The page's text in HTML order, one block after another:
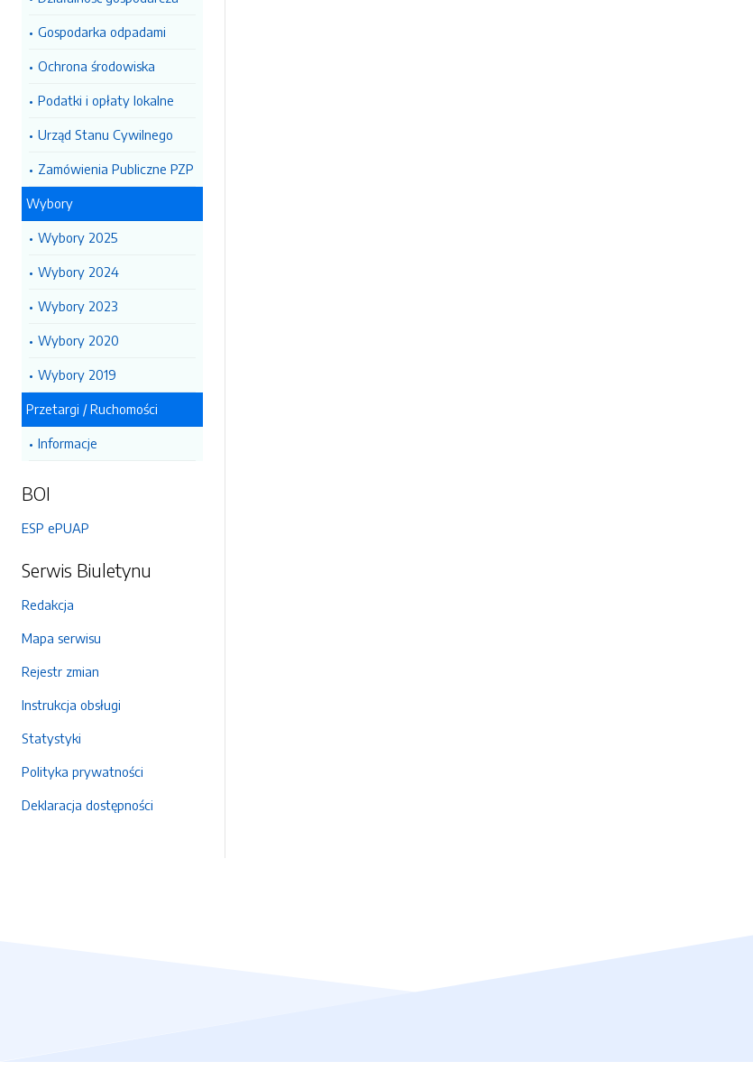
Gospodarka odpadami
Ochrona środowiska
Podatki i opłaty lokalne
Urząd Stanu Cywilnego
Zamówienia Publiczne PZP
Wybory
Wybory 2025
Wybory 2024
Wybory 2023
Wybory 2020
Wybory 2019
Przetargi / Ruchomości
Informacje
BOI
ESP ePUAP
Serwis Biuletynu
Redakcja
Mapa serwisu
Rejestr zmian
Instrukcja obsługi
Statystyki
Polityka prywatności
Deklaracja dostępności